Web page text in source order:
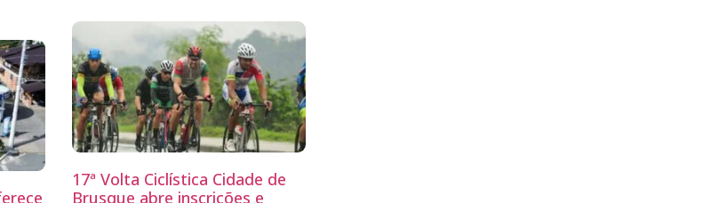
17ª Volta Ciclística Cidade de
Brusque abre inscrições e